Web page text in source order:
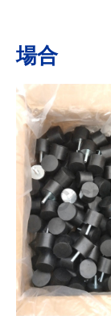
場合